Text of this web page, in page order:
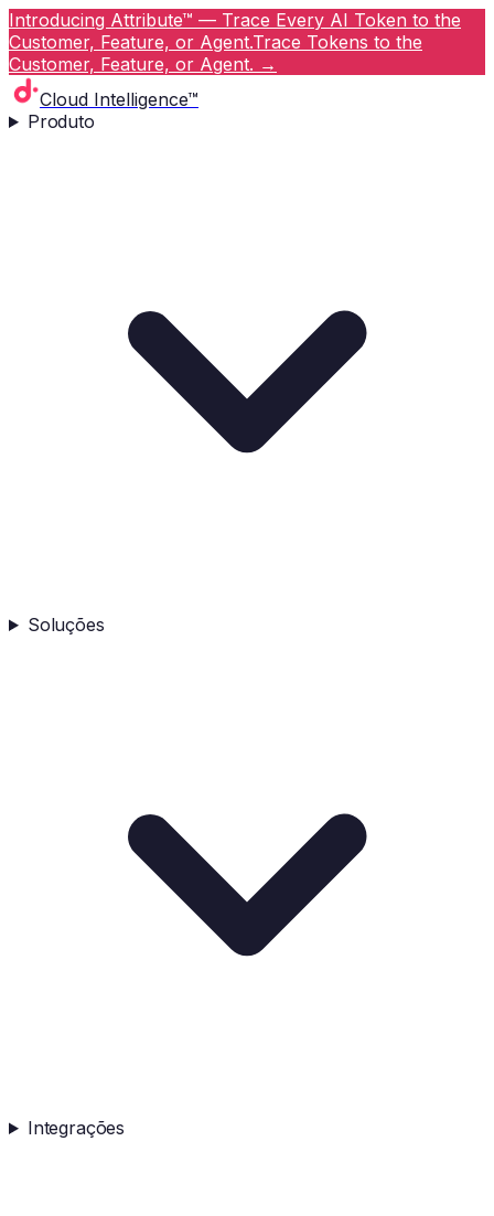
Introducing Attribute™ — Trace Every AI Token to the
Customer, Feature, or Agent.Trace Tokens to the
Customer, Feature, or Agent. →
Cloud Intelligence™
Produto
Soluções
Integrações